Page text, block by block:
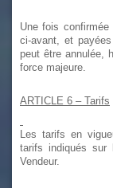
Une fois
ci-avant, et
peut être annulée,
force majeure.
ARTICLE 6 – Tarifs
Les tarifs en
tarifs indiqués sur
Vendeur.